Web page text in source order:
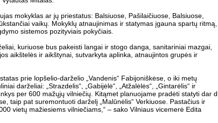
mokyklas ar jų priestatus: Balsiuose, Pašilaičiuose, Balsiuose,
vaikų. Mokyklų atnaujinimas ir statymas įgauna spartų ritmą,
sistemos pozityviais pokyčiais.
kuriuose bus pakeisti langai ir stogo danga, sanitariniai mazgai,
aikštelės ir aikštynai, sutvarkyta aplinka, atnaujintos grupės ir
prie lopšelio-darželio „Vandenis“ Fabijoniškėse, o iki metų
darželiai: „Strazdelis“, „Gabijėlė“, „Atžalėlės“, „Gintarėlis“ ir
per 600 mažųjų vilniečių. Kitąmet planuojame pradėti statyti dar
taip pat suremontuoti darželį „Malūnėlis“ Verkiuose. Pastačius ir
vietų mažiesiems vilniečiams,“ – sako Vilniaus vicemerė Edita